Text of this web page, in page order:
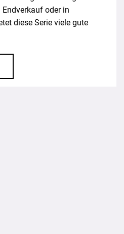
oder in
diese Serie viele gute